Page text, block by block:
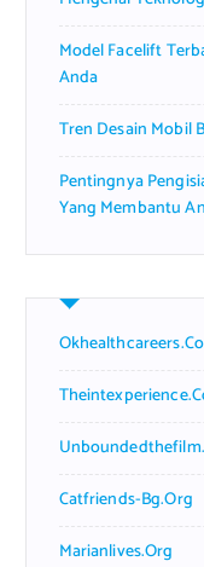
Model Facelift
Anda
Tren Desain Mobil
Pentingnya
Yang Membantu
Catfriends-Bg.org
Marianlives.org